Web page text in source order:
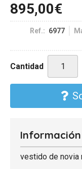
895,00€
Ref.: 6977
Cantidad
Información
vestido de novia